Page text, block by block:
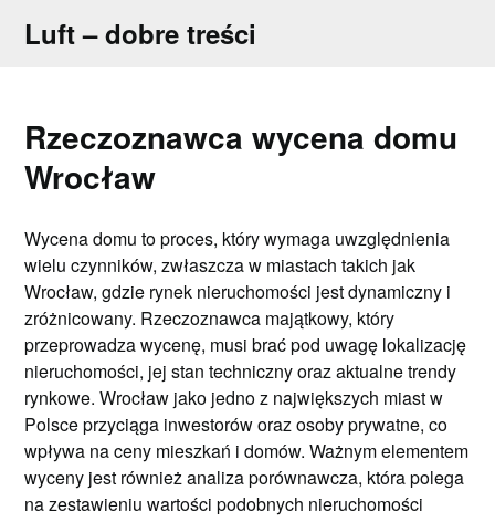
Luft – dobre treści
Rzeczoznawca wycena domu
Wrocław
Wycena domu to proces, który wymaga uwzględnienia
wielu czynników, zwłaszcza w miastach takich jak
Wrocław, gdzie rynek nieruchomości jest dynamiczny i
zróżnicowany. Rzeczoznawca majątkowy, który
przeprowadza wycenę, musi brać pod uwagę lokalizację
nieruchomości, jej stan techniczny oraz aktualne trendy
rynkowe. Wrocław jako jedno z największych miast w
Polsce przyciąga inwestorów oraz osoby prywatne, co
wpływa na ceny mieszkań i domów. Ważnym elementem
wyceny jest również analiza porównawcza, która polega
na zestawieniu wartości podobnych nieruchomości